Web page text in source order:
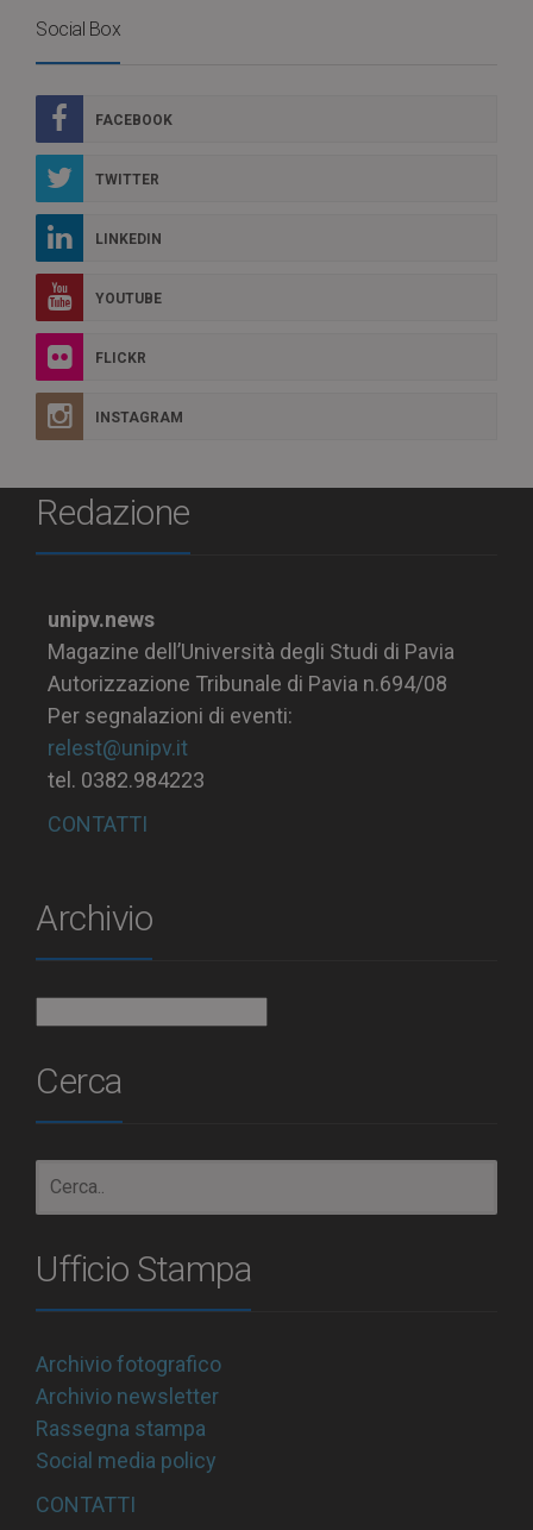
Social Box
FACEBOOK
TWITTER
LINKEDIN
YOUTUBE
FLICKR
INSTAGRAM
Redazione
unipv.news
Magazine dell’Università degli Studi di Pavia
Autorizzazione Tribunale di Pavia n.694/08
Per segnalazioni di eventi:
relest@unipv.it
tel. 0382.984223
CONTATTI
Archivio
Cerca
Ufficio Stampa
Archivio fotografico
Archivio newsletter
Rassegna stampa
Social media policy
CONTATTI